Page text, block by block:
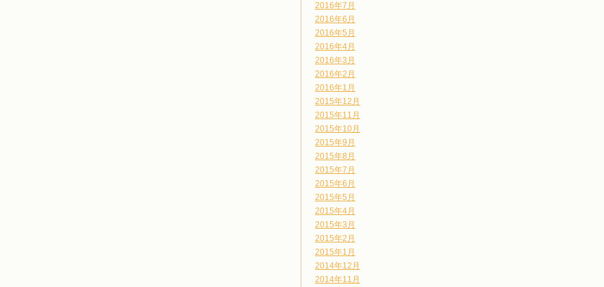
2016年7月
2016年6月
2016年5月
2016年4月
2016年3月
2016年2月
2016年1月
2015年12月
2015年11月
2015年10月
2015年9月
2015年8月
2015年7月
2015年6月
2015年5月
2015年4月
2015年3月
2015年2月
2015年1月
2014年12月
2014年11月